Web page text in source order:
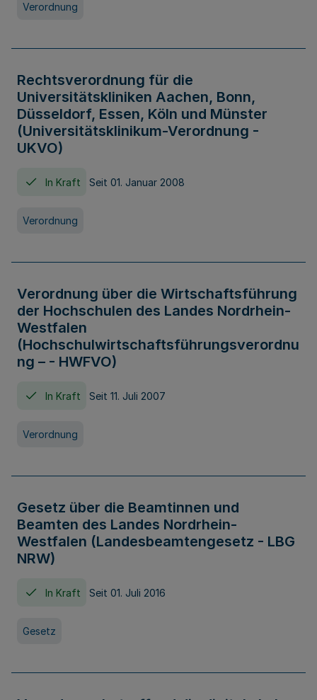
Verordnung
Rechtsverordnung für die
Universitätskliniken Aachen, Bonn,
Düsseldorf, Essen, Köln und Münster
(Universitätsklinikum-Verordnung -
UKVO)
In Kraft Seit 01. Januar 2008
Verordnung
Verordnung über die Wirtschaftsführung
der Hochschulen des Landes Nordrhein-
Westfalen
(Hochschulwirtschaftsführungsverordnu
ng – - HWFVO)
In Kraft Seit 11. Juli 2007
Verordnung
Gesetz über die Beamtinnen und
Beamten des Landes Nordrhein-
Westfalen (Landesbeamtengesetz - LBG
NRW)
In Kraft Seit 01. Juli 2016
Gesetz